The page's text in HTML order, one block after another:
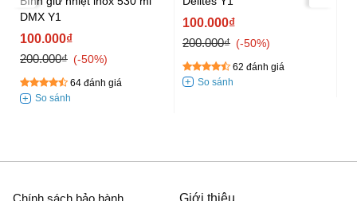
DMX Y1
100.000₫
200.000₫
-50%
64 đánh giá
100.000₫
200.000₫
-50%
62 đánh giá